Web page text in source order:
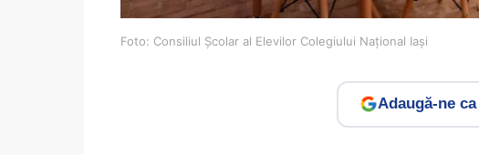
Foto: Consiliul Școlar al Elevilor Colegiului Național Iași
Adaugă-ne